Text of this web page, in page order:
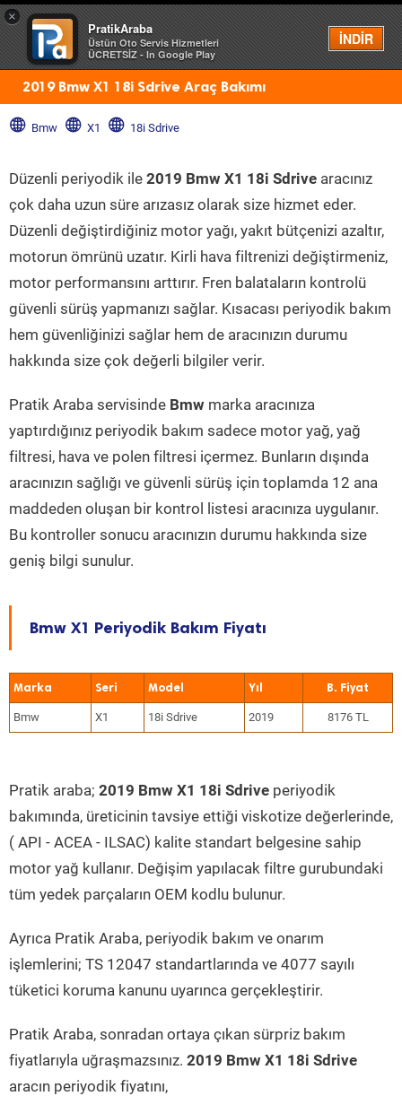
×
PratikAraba
Üstün Oto Servis Hizmetleri
ÜCRETSİZ - In Google Play
İNDİR
Menü
2019 Bmw X1 18i Sdrive Araç Bakımı
Bmw X1 18i Sdrive
Düzenli periyodik ile 2019 Bmw X1 18i Sdrive aracınız
çok daha uzun süre arızasız olarak size hizmet eder.
Düzenli değiştirdiğiniz motor yağı, yakıt bütçenizi azaltır,
motorun ömrünü uzatır. Kirli hava filtrenizi değiştirmeniz,
motor performansını arttırır. Fren balataların kontrolü
güvenli sürüş yapmanızı sağlar. Kısacası periyodik bakım
hem güvenliğinizi sağlar hem de aracınızın durumu
hakkında size çok değerli bilgiler verir.
Pratik Araba servisinde Bmw marka aracınıza
yaptırdığınız periyodik bakım sadece motor yağ, yağ
filtresi, hava ve polen filtresi içermez. Bunların dışında
aracınızın sağlığı ve güvenli sürüş için toplamda 12 ana
maddeden oluşan bir kontrol listesi aracınıza uygulanır.
Bu kontroller sonucu aracınızın durumu hakkında size
geniş bilgi sunulur.
Bmw X1 Periyodik Bakım Fiyatı
Marka Seri Model Yıl
Bmw X1 18i Sdrive 2019 8176 TL
Pratik araba; 2019 Bmw X1 18i Sdrive periyodik
bakımında, üreticinin tavsiye ettiği viskotize değerlerinde,
( API - ACEA - ILSAC) kalite standart belgesine sahip
motor yağ kullanır. Değişim yapılacak filtre gurubundaki
tüm yedek parçaların OEM kodlu bulunur.
Ayrıca Pratik Araba, periyodik bakım ve onarım
işlemlerini; TS 12047 standartlarında ve 4077 sayılı
tüketici koruma kanunu uyarınca gerçekleştirir.
Pratik Araba, sonradan ortaya çıkan sürpriz bakım
fiyatlarıyla uğraşmazsınız. 2019 Bmw X1 18i Sdrive
aracın periyodik fiyatını,